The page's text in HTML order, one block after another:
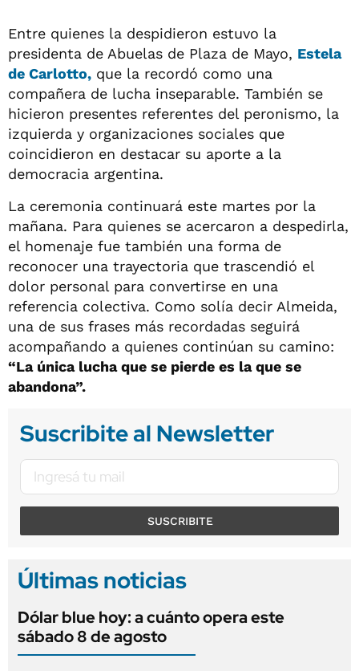
Entre quienes la despidieron estuvo la
presidenta de Abuelas de Plaza de Mayo, Estela
de Carlotto, que la recordó como una
compañera de lucha inseparable. También se
hicieron presentes referentes del peronismo, la
izquierda y organizaciones sociales que
coincidieron en destacar su aporte a la
democracia argentina.
La ceremonia continuará este martes por la
mañana. Para quienes se acercaron a despedirla,
el homenaje fue también una forma de
reconocer una trayectoria que trascendió el
dolor personal para convertirse en una
referencia colectiva. Como solía decir Almeida,
una de sus frases más recordadas seguirá
acompañando a quienes continúan su camino:
“La única lucha que se pierde es la que se
abandona”.
Suscribite al Newsletter
SUSCRIBITE
Últimas noticias
Dólar blue hoy: a cuánto opera este
sábado 8 de agosto